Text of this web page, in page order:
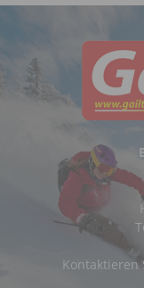
Kontaktieren